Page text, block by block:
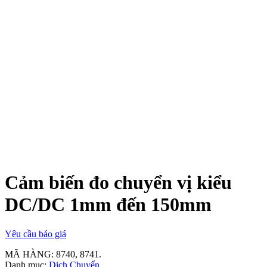
Cảm biến đo chuyển vị kiểu
DC/DC 1mm đến 150mm
Yêu cầu báo giá
MÃ HÀNG: 8740, 8741 .
Danh mục: Dịch Chuyển